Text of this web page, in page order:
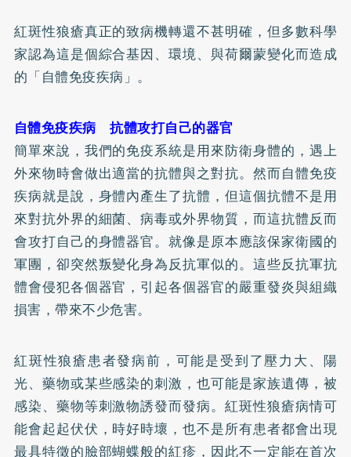
紅斑性狼瘡真正的致病機轉還不甚明確，但多數科學
家認為這是個綜合基因、環境、與荷爾蒙變化而造成
的「自體免疫疾病」。
自體免疫疾病 抗體攻打自己的器官
簡單來說，我們的免疫系統是用來防衛身體的，遇上
外來物時會做出適當的抗體與之對抗。然而自體免疫
疾病就是說，身體內產生了抗體，但這個抗體不是用
來對抗外界的細菌、病毒或外界物質，而這抗體反而
會攻打自己的身體器官。就像是原本應該保家衛國的
軍團，卻突然叛變化身為反抗軍似的。這些反抗軍抗
體會侵犯各個器官，引起各個器官的嚴重發炎與組織
損害，帶來不少危害。
紅斑性狼瘡患者發病前，可能是受到了壓力大、陽
光、藥物或某些感染的刺激，也可能是家族遺傳，被
感染、藥物等刺激物誘發而發病。紅斑性狼瘡病情可
能會起起伏伏，時好時壞，也不是所有患者都會出現
最具特徵的臉部蝴蝶般的紅疹，因此不一定能在首次